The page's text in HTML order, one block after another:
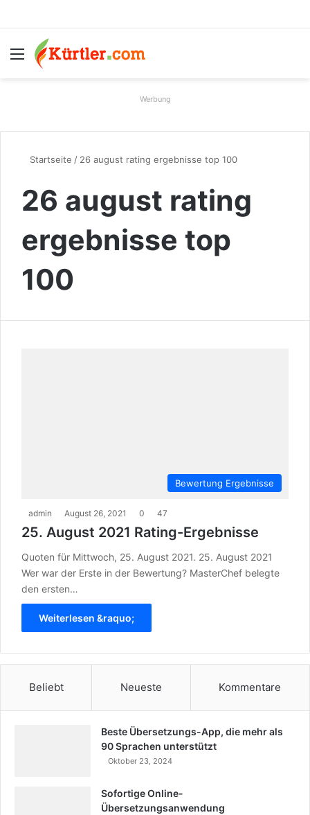
Menü
Werbung
Startseite / 26 august rating ergebnisse top 100
26 august rating
ergebnisse top
100
Bewertung Ergebnisse
admin August 26, 2021 0 47
25. August 2021 Rating-Ergebnisse
Quoten für Mittwoch, 25. August 2021. 25. August 2021
Wer war der Erste in der Bewertung? MasterChef belegte
den ersten…
Weiterlesen &raquo;
Beliebt Neueste Kommentare
Beste Übersetzungs-App, die mehr als
90 Sprachen unterstützt
Oktober 23, 2024
Sofortige Online-
Übersetzungsanwendung